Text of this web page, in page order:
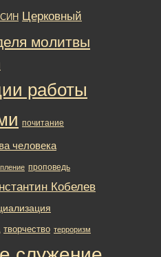
Церковный
молитвы
работы
почитание
человека
проповедь
Кобелев
творчество терроризм